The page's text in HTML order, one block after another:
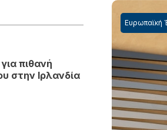
πιθανή
στην Ιρλανδία
Ευρωπαϊκή